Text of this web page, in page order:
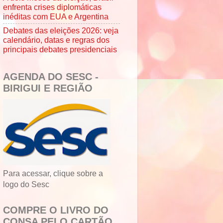
enfrenta crises diplomáticas
inéditas com EUA e Argentina
Debates das eleições 2026: veja
calendário, datas e regras dos
principais debates presidenciais
AGENDA DO SESC -
BIRIGUI E REGIÃO
Para acessar, clique sobre a
logo do Sesc
COMPRE O LIVRO DO